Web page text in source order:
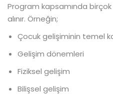
Program kapsamında birçok
alınır. Örneğin;
Çocuk gelişiminin temel
Gelişim dönemleri
Fiziksel gelişim
Bilişsel gelişim